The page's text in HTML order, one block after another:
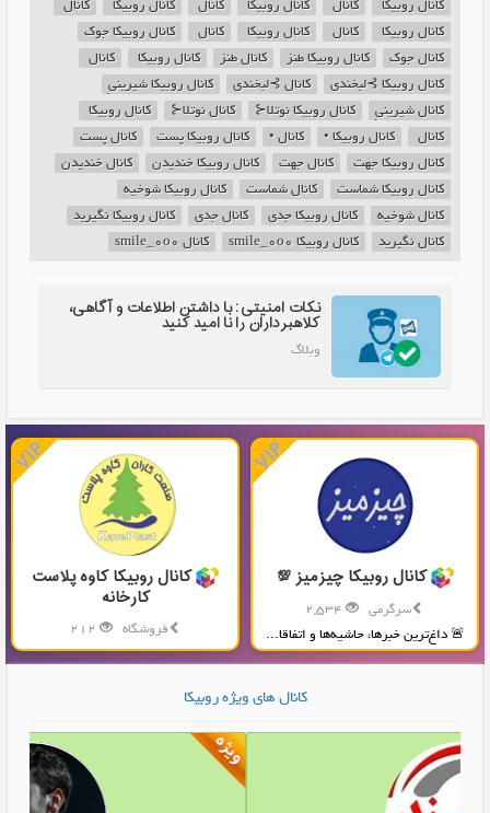
کانال روبیکا ‌ کانال ‌ کانال روبیکا ‌‌ کانال ‌‌ کانال روبیکا ‌
کانال ‌
کانال روبیکا ‌
کانال ‌ کانال روبیکا ‌ کانال ‌
کانال روبیکا جوک
کانال جوک
کانال روبیکا طنز کانال طنز کانال روبیکا ‌
کانال ‌
کانال روبیکا ⊱لبخندی
کانال ⊱لبخندی
کانال روبیکا شیرینیِ
کانال شیرینیِ
کانال روبیکا نوتلا⊰ کانال نوتلا⊰
کانال روبیکا ‌
کانال ‌
کانال روبیکا ‌• کانال ‌• کانال روبیکا پست
کانال پست
کانال روبیکا جهت
کانال جهت کانال روبیکا خندیدن
کانال خندیدن
کانال روبیکا شماست
کانال شماست
کانال روبیکا شوخیه
کانال شوخیه
کانال روبیکا جدی کانال جدی
کانال روبیکا نگیرید
کانال نگیرید
کانال روبیکا smile_0o0 کانال smile_0o0
نکات امنیتی: با داشتن اطلاعات و آگاهی،
کلاهبرداران را نا امید کنید
وبلاگ
کانال روبیکا چیزمیز 💯
سرگرمی
🚨 داغ‌ترین خبرها، حاشیه‌ها و اتفاقا...
کانال روبیکا کاوه پلاست
کارخانه
فروشگاه
تولید و پخش محصولات پلاستیکی...
کانال های ویژه روبیکا